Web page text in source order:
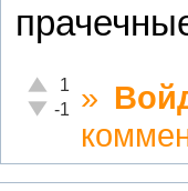
Отлично!
1
Неадекватно!
-1 »